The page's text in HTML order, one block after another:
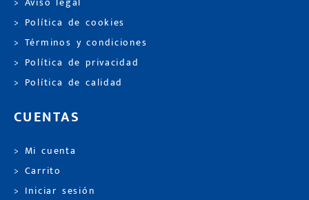
> Política de cookies
> Términos y condiciones
> Política de privacidad
> Política de calidad
CUENTAS
> Mi cuenta
> Carrito
> Iniciar sesión